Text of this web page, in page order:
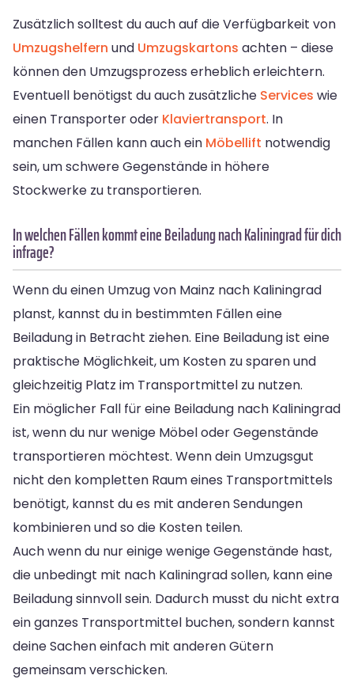
Zusätzlich solltest du auch auf die Verfügbarkeit von
Umzugshelfern und Umzugskartons achten – diese
können den Umzugsprozess erheblich erleichtern.
Eventuell benötigst du auch zusätzliche Services wie
einen Transporter oder Klaviertransport. In
manchen Fällen kann auch ein Möbellift notwendig
sein, um schwere Gegenstände in höhere
Stockwerke zu transportieren.
In welchen Fällen kommt eine Beiladung nach Kaliningrad für dich
infrage?
Wenn du einen Umzug von Mainz nach Kaliningrad
planst, kannst du in bestimmten Fällen eine
Beiladung in Betracht ziehen. Eine Beiladung ist eine
praktische Möglichkeit, um Kosten zu sparen und
gleichzeitig Platz im Transportmittel zu nutzen.
Ein möglicher Fall für eine Beiladung nach Kaliningrad
ist, wenn du nur wenige Möbel oder Gegenstände
transportieren möchtest. Wenn dein Umzugsgut
nicht den kompletten Raum eines Transportmittels
benötigt, kannst du es mit anderen Sendungen
kombinieren und so die Kosten teilen.
Auch wenn du nur einige wenige Gegenstände hast,
die unbedingt mit nach Kaliningrad sollen, kann eine
Beiladung sinnvoll sein. Dadurch musst du nicht extra
ein ganzes Transportmittel buchen, sondern kannst
deine Sachen einfach mit anderen Gütern
gemeinsam verschicken.